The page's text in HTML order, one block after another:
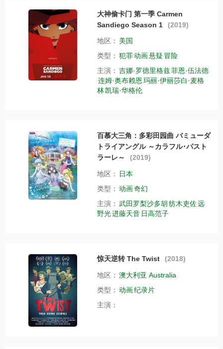
大神偷卡门 第一季 Carmen
Sandiego Season 1
(2019)
地区： 美国
类型： 犯罪动画悬疑 冒险
主演： 吉娜·罗德里格兹菲恩·伍法德
连姆·奥布赖恩玛丽·伊丽莎白·麦格
林凯瑞·华格伦
百慕大三角：多彩田园曲 バミューダ
トライアングル ～カラフル･パスト
ラーレ～
(2019)
地区：
日本
类型： 动画奇幻
主演： 武田罗梨沙多胡纺木吏佐远
野光进藤天音 日高范子
惊天逆转 The Twist (2018)
地区： 澳大利亚 Australia
类型： 动画纪录片
主演：